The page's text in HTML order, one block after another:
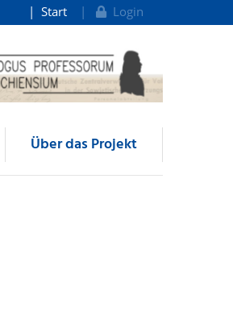
Start Login
Über das Projekt